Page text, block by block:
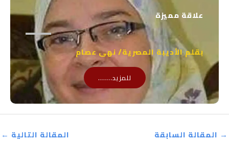
علاقة مميزة
بقلم الأديبة المصرية/ نهى عصام
للمزيد.......
→ المقالة السابقة المقالة التالية ←